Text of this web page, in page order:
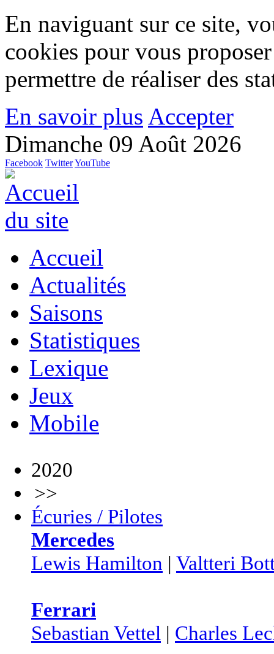
En naviguant sur ce site,
cookies pour vous
permettre de réaliser des
En savoir plus Accepter
Dimanche 09 Août 2026
Facebook TwitterYouTube
Accueil
Actualités
Saisons
Statistiques
Lexique
Jeux
Mobile
2020
>>
Écuries / Pilotes
Mercedes
Lewis Hamilton | Valtteri
Ferrari
Sebastian Vettel | Charles